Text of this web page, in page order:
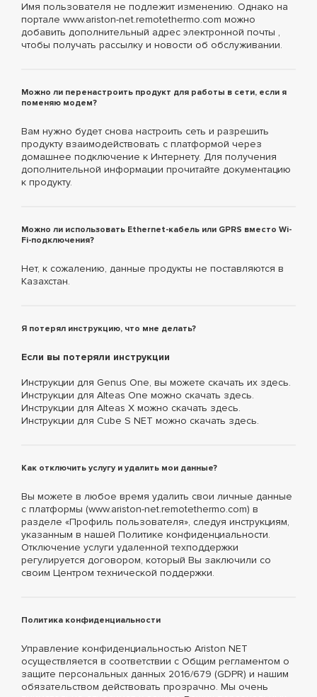
Имя пользователя не подлежит изменению. Однако на
портале www.ariston-net.remotethermo.com можно
добавить дополнительный адрес электронной почты ,
чтобы получать рассылку и новости об обслуживании.
Можно ли перенастроить продукт для работы в сети, если я
поменяю модем?
Вам нужно будет снова настроить сеть и разрешить
продукту взаимодействовать с платформой через
домашнее подключение к Интернету. Для получения
дополнительной информации прочитайте документацию
к продукту.
Можно ли использовать Ethernet-кабель или GPRS вместо Wi-
Fi-подключения?
Нет, к сожалению, данные продукты не поставляются в
Казахстан.
Я потерял инструкцию, что мне делать?
Если вы потеряли инструкции
Инструкции для Genus One, вы можете скачать их здесь.
Инструкции для Alteas One можно скачать здесь.
Инструкции для Alteas X можно скачать здесь.
Инструкции для Cube S NET можно скачать здесь.
Как отключить услугу и удалить мои данные?
Вы можете в любое время удалить свои личные данные
с платформы (www.ariston-net.remotethermo.com) в
разделе «Профиль пользователя», следуя инструкциям,
указанным в нашей Политике конфиденциальности.
Отключение услуги удаленной техподдержки
регулируется договором, который Вы заключили со
своим Центром технической поддержки.
Политика конфиденциальности
Управление конфиденциальностью Ariston NET
осуществляется в соответствии с Общим регламентом о
защите персональных данных 2016/679 (GDPR) и нашим
обязательством действовать прозрачно. Мы очень